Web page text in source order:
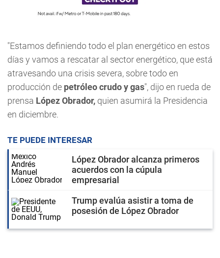
"Estamos definiendo todo el plan energético en estos
días y vamos a rescatar al sector energético, que está
atravesando una crisis severa, sobre todo en
producción de petróleo crudo y gas", dijo en rueda de
prensa López Obrador, quien asumirá la Presidencia
en diciembre.
TE PUEDE INTERESAR
López Obrador alcanza primeros
acuerdos con la cúpula
empresarial
Trump evalúa asistir a toma de
posesión de López Obrador